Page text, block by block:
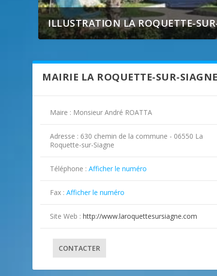
ILLUSTRATION LA ROQUETTE-
MAIRIE LA ROQUETTE-SUR-
Maire : Monsieur André ROATTA
Adresse : 630 chemin de la commune - 06550 La
Roquette-sur-Siagne
Téléphone :Afficher le numéro
Fax :Afficher le numéro
Site Web :http://www.laroquettesursiagne.com
CONTACTER